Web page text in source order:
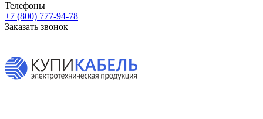
Телефоны
+7 (800) 777-94-78
Заказать звонок